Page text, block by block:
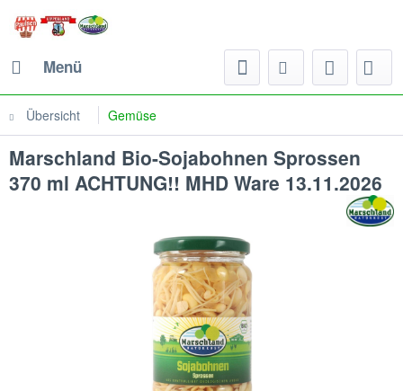
Menü
Übersicht Gemüse
Marschland Bio-Sojabohnen Sprossen
370 ml ACHTUNG!! MHD Ware 13.11.2026